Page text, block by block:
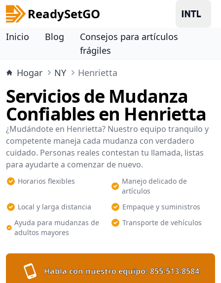
ReadySetGO
Inicio Blog
Consejos para artículos
frágiles
Hogar
NY Henrietta
Servicios de Mudanza
Confiables en Henrietta
¿Mudándote en Henrietta? Nuestro equipo tranquilo y
competente maneja cada mudanza con verdadero
cuidado. Personas reales contestan tu llamada, listas
para ayudarte a comenzar de nuevo.
Horarios flexibles
Manejo delicado de
artículos
Local y larga distancia
Empaque y suministros
Ayuda para mudanzas de
adultos mayores
Transporte de vehículos
Habla con nuestro equipo: 855-513-8584